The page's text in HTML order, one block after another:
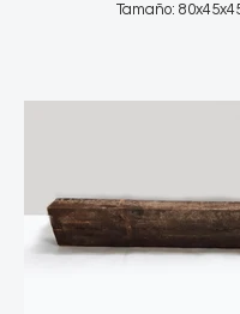
Tamaño: